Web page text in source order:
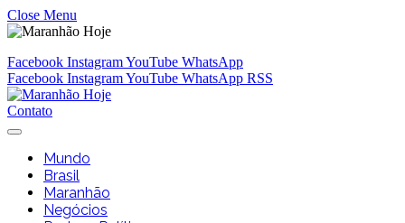
Close Menu
Facebook InstagramYouTube WhatsApp
Facebook InstagramYouTube WhatsApp RSS
Contato
Mundo
Brasil
Maranhão
Negócios